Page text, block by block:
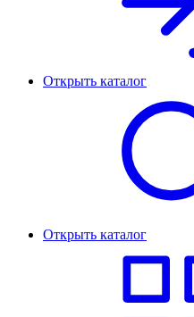
Открыть каталог
Открыть каталог